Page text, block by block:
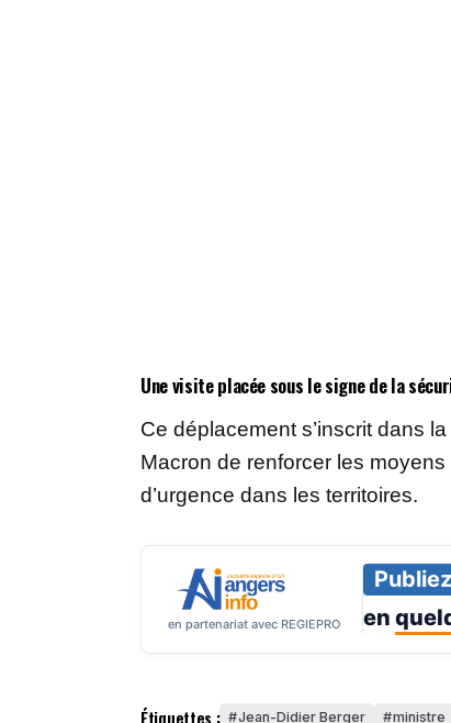
Une visite placée sous le signe de la
Ce déplacement s’inscrit dans
Macron de renforcer les
d’urgence dans les territoires.
en partenariat avec REGIEPRO
Publiez
en
Étiquettes : Jean-Didier Berger ministre